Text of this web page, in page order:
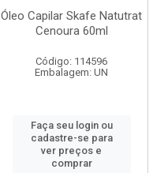
Óleo Capilar Skafe Natutrat
Cenoura 60ml
Código: 114596
Embalagem: UN
Faça seu login ou
cadastre-se para
ver preços e
comprar